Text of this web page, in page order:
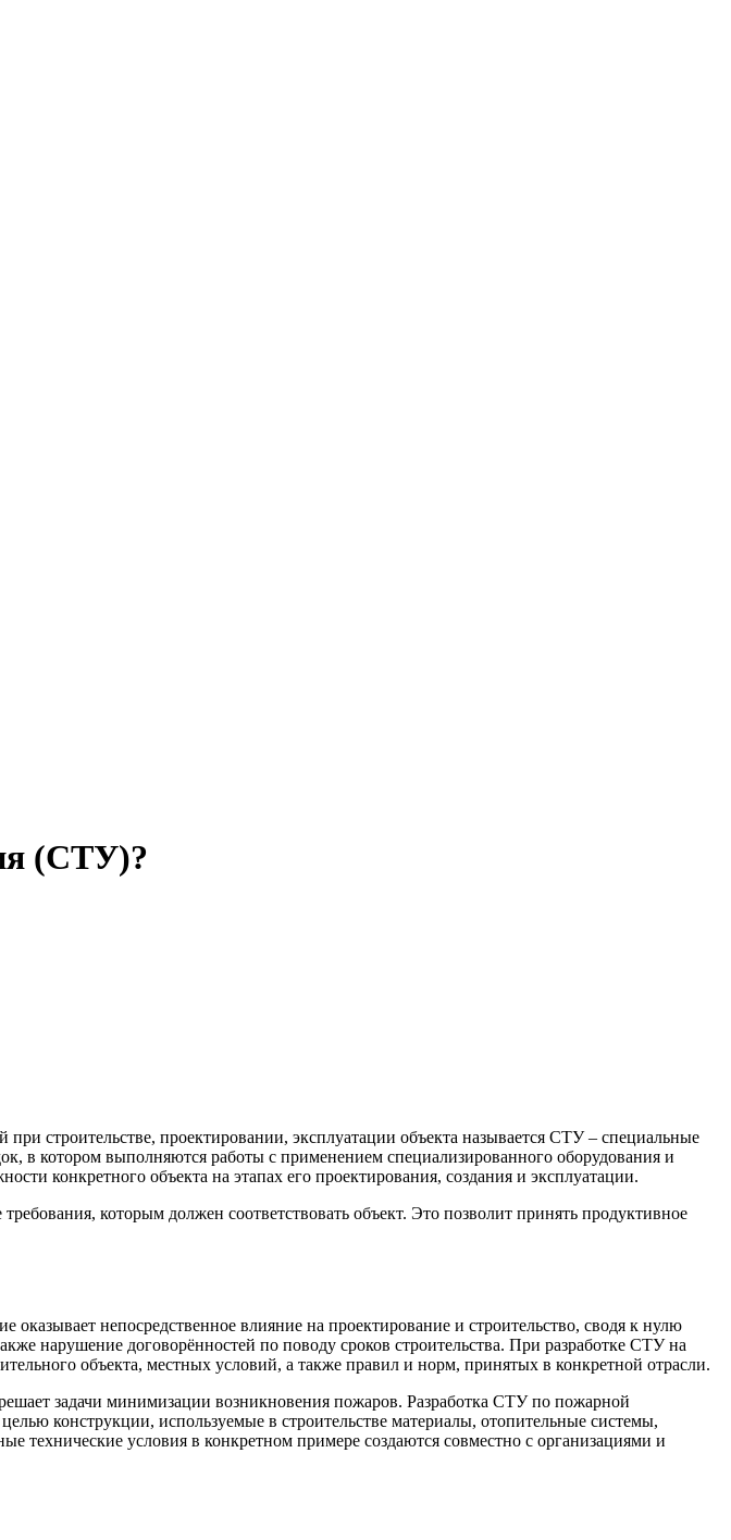
(СТУ)?
строительстве, проектировании, эксплуатации объекта называется СТУ – специальные
в котором выполняются работы с применением специализированного оборудования и
конкретного объекта на этапах его проектирования, создания и эксплуатации.
которым должен соответствовать объект. Это позволит принять продуктивное
непосредственное влияние на проектирование и строительство, сводя к нулю
нарушение договорённостей по поводу сроков строительства. При разработке СТУ на
объекта, местных условий, а также правил и норм, принятых в конкретной отрасли.
задачи минимизации возникновения пожаров. Разработка СТУ по пожарной
конструкции, используемые в строительстве материалы, отопительные системы,
условия в конкретном примере создаются совместно с организациями и